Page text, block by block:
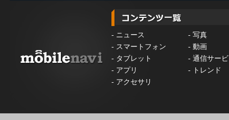
- ニュース - 写真
- スマートフォン - 動画
- タブレット - 通信サー
- アプリ -
トレンド
- アクセサリ